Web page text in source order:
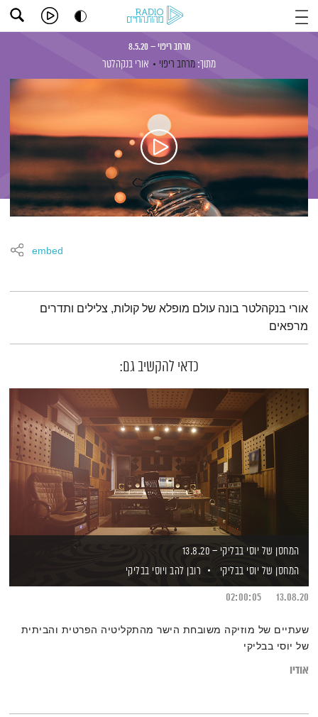
מרחב ריפוי – 8.5.20
מתוך: מרחב ריפוי אורי בנקהלטר
embed
תמצית הפודקאסט
אורי בנקהלטר בונה עולם מופלא של קולות, צלילים ותדרים
מרפאים
כדאי להקשיב גם:
המחסן של יוסי בבליקי – 13.8.20
המחסן של יוסי בבליקי
רובן להב ויוסי בבליקי
13.08.20
02:00:05
שעתיים של מוזיקה משובחת הישר מהתקליטיה הפרטית והביתית
של יוסי בבליקי
אודיו